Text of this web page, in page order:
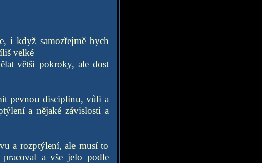
i když samozřejmě bych
velké
větší pokroky, ale dost
pevnou disciplínu, vůli a
a nějaké závislosti a
a rozptýlení, ale musí to
a vše jelo podle